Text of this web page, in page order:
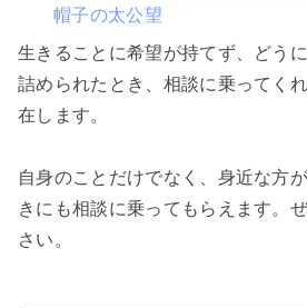
帽子の太公望
生きることに希望が持てず、どう
詰められたとき、相談に乗ってく
在します。
自身のことだけでなく、身近な方
きにも相談に乗ってもらえます。
さい。